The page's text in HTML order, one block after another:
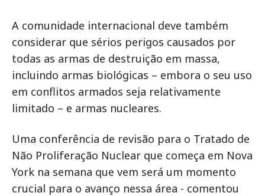
A comunidade internacional deve também
considerar que sérios perigos causados por
todas as armas de destruição em massa,
incluindo armas biológicas – embora o seu uso
em conflitos armados seja relativamente
limitado – e armas nucleares.
Uma conferência de revisão para o Tratado de
Não Proliferação Nuclear que começa em Nova
York na semana que vem será um momento
crucial para o avanço nessa área - comentou